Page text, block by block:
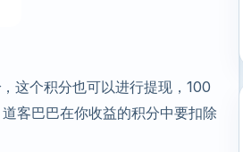
，这个积分也可以进行提现，100
客巴巴在你收益的积分中要扣除